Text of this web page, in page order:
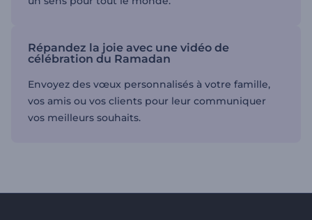
Répandez la joie avec une vidéo de
célébration du Ramadan
Envoyez des vœux personnalisés à votre famille,
vos amis ou vos clients pour leur communiquer
vos meilleurs souhaits.